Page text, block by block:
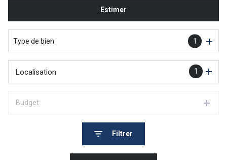
Estimer
Type de bien 1
1
Localisation
Budget
Filtrer